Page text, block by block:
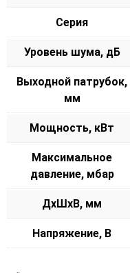
Серия
Уровень шума, дБ
Выходной патрубок,
мм
Мощность, кВт
Максимальное
давление, мбар
ДxШxВ, мм
Напряжение, В